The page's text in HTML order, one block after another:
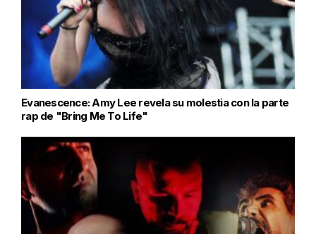
Evanescence: Amy Lee revela su molestia con la parte
rap de "Bring Me To Life"